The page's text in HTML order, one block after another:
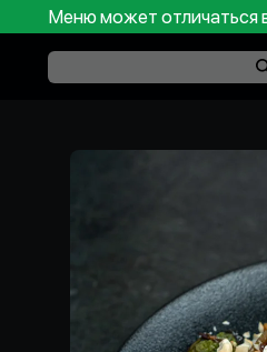
Меню может отличаться